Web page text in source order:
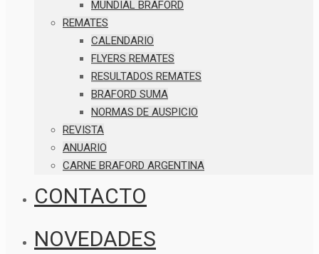
MUNDIAL BRAFORD
REMATES
CALENDARIO
FLYERS REMATES
RESULTADOS REMATES
BRAFORD SUMA
NORMAS DE AUSPICIO
REVISTA
ANUARIO
CARNE BRAFORD ARGENTINA
CONTACTO
NOVEDADES